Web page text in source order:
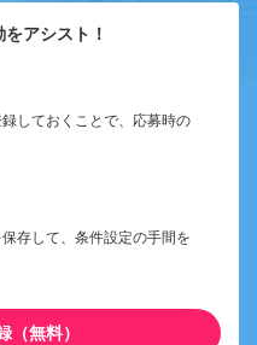
アシスト！
しておくことで、応募時の
存して、条件設定の手間を
（無料）